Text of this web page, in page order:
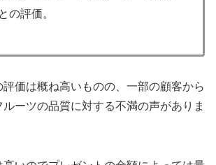
の評価。
価は概ね高いものの、一部の顧客から
ーツの品質に対する不満の声がありま